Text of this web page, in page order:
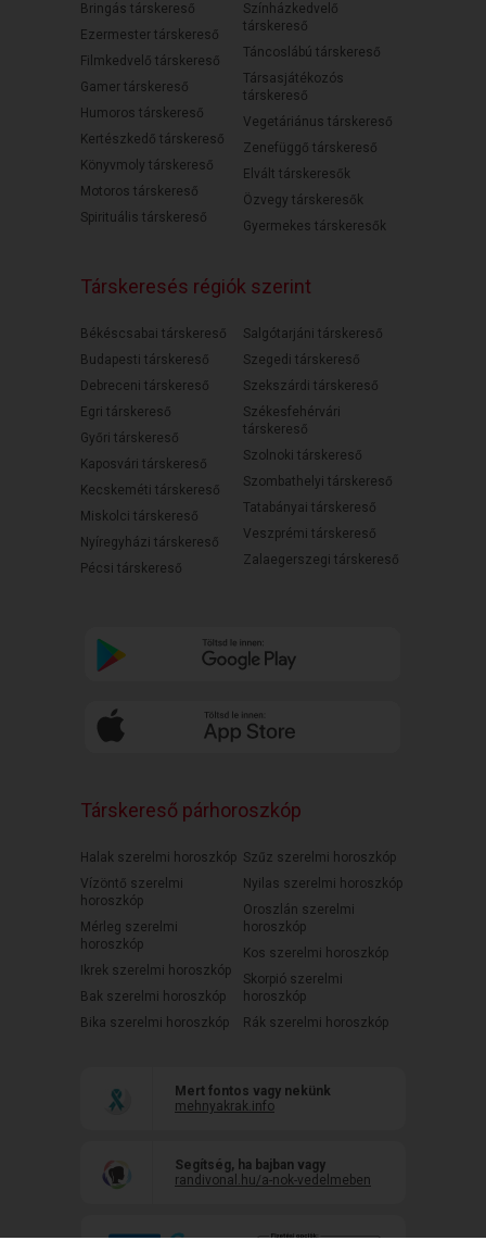
Bringás társkereső
Ezermester társkereső
Filmkedvelő társkereső
Gamer társkereső
Humoros társkereső
Kertészkedő társkereső
Könyvmoly társkereső
Motoros társkereső
Spirituális társkereső
Színházkedvelő
társkereső
Táncoslábú társkereső
Társasjátékozós
társkereső
Vegetáriánus társkereső
Zenefüggő társkereső
Elvált társkeresők
Özvegy társkeresők
Gyermekes társkeresők
Társkeresés régiók szerint
Békéscsabai társkereső
Budapesti társkereső
Debreceni társkereső
Egri társkereső
Győri társkereső
Kaposvári társkereső
Kecskeméti társkereső
Miskolci társkereső
Nyíregyházi társkereső
Pécsi társkereső
Salgótarjáni társkereső
Szegedi társkereső
Szekszárdi társkereső
Székesfehérvári
társkereső
Szolnoki társkereső
Szombathelyi társkereső
Tatabányai társkereső
Veszprémi társkereső
Zalaegerszegi társkereső
Társkereső párhoroszkóp
Halak szerelmi horoszkóp
Vízöntő szerelmi
horoszkóp
Mérleg szerelmi
horoszkóp
Ikrek szerelmi horoszkóp
Bak szerelmi horoszkóp
Bika szerelmi horoszkóp
Szűz szerelmi horoszkóp
Nyilas szerelmi horoszkóp
Oroszlán szerelmi
horoszkóp
Kos szerelmi horoszkóp
Skorpió szerelmi
horoszkóp
Rák szerelmi horoszkóp
Mert fontos vagy nekünk
mehnyakrak.info
Segítség, ha bajban vagy
randivonal.hu/a-nok-vedelmeben